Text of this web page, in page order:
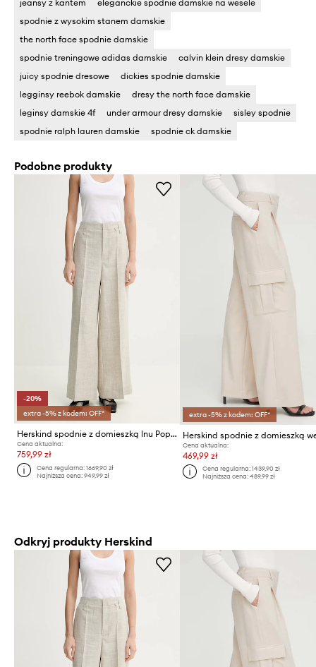
jeansy z kantem
eleganckie spodnie damskie na wesele
spodnie z wysokim stanem damskie
the north face spodnie damskie
spodnie treningowe adidas damskie
calvin klein dresy damskie
juicy spodnie dresowe
dickies spodnie damskie
legginsy reebok damskie
dresy the north face damskie
leginsy damskie 4f
under armour dresy damskie
sisley spodnie
spodnie ralph lauren damskie
spodnie ck damskie
Podobne produkty
-20%
extra -5% z kodem: OFF*
Herskind spodnie z domieszką lnu Poppy
Cena aktualna:
759,99 zł
Cena regularna:1669,90 zł
Najniższa cena:949,99 zł
extra -5% z kodem: OFF*
Cena aktualna:
469,99 zł
Cena regularna: 1439,90 zł
Najniższa cena: 489,99 zł
Odkryj produkty Herskind